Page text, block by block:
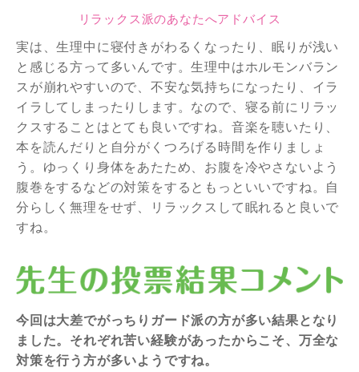
リラックス派のあなたへアドバイス
実は、生理中に寝付きがわるくなったり、眠りが浅い
と感じる方って多いんです。生理中はホルモンバラン
スが崩れやすいので、不安な気持ちになったり、イラ
イラしてしまったりします。なので、寝る前にリラッ
クスすることはとても良いですね。音楽を聴いたり、
本を読んだりと自分がくつろげる時間を作りましょ
う。ゆっくり身体をあたため、お腹を冷やさないよう
腹巻をするなどの対策をするともっといいですね。自
分らしく無理をせず、リラックスして眠れると良いで
すね。
今回は大差でがっちりガード派の方が多い結果となり
ました。それぞれ苦い経験があったからこそ、万全な
対策を行う方が多いようですね。